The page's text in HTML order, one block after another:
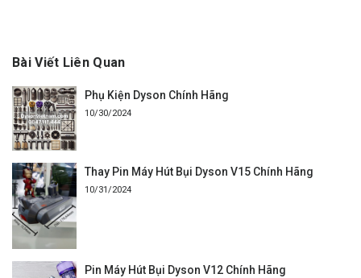
Bài Viết Liên Quan
Phụ Kiện Dyson Chính Hãng
10/30/2024
Thay Pin Máy Hút Bụi Dyson V15 Chính Hãng
10/31/2024
Pin Máy Hút Bụi Dyson V12 Chính Hãng